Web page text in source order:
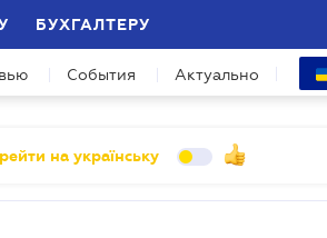
БУХГАЛТЕРУ
События Актуально
на українську